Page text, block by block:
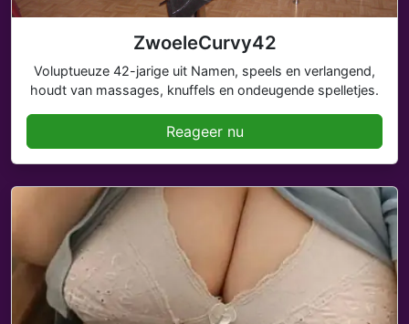
ZwoeleCurvy42
Voluptueuze 42-jarige uit Namen, speels en verlangend,
houdt van massages, knuffels en ondeugende spelletjes.
Reageer nu